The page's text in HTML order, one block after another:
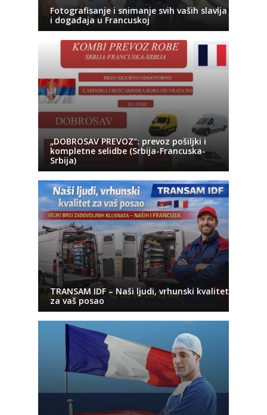
Fotografisanje i snimanje svih vaših slavlja
i događaja u Francuskoj
„DOBROSAV PREVOZ“: prevoz pošiljki i
kompletne selidbe (Srbija-Francuska-
Srbija)
TRANSAM IDF – Naši ljudi, vrhunski kvalitet
za vaš posao